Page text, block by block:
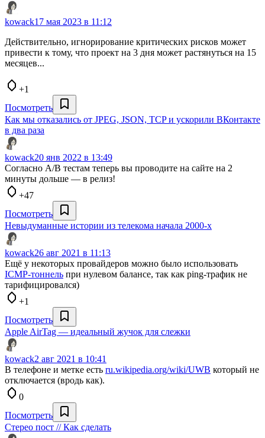
kowack17 мая 2023 в 11:12
Действительно, игнорирование критических рисков может
привести к тому, что проект на 3 дня может растянуться на 15
месяцев...
+1
Посмотреть
Как мы отказались от JPEG, JSON, TCP и ускорили ВКонтакте
в два раза
kowack20 янв 2022 в 13:49
Согласно А/В тестам теперь вы проводите на сайте на 2
минуты дольше — в релиз!
+47
Посмотреть
Невыдуманные истории из телекома начала 2000-х
kowack26 авг 2021 в 11:13
Ещё у некоторых провайдеров можно было использовать
ICMP-тоннель при нулевом балансе, так как ping-трафик не
тарифицировался)
+1
Посмотреть
Apple AirTag — идеальный жучок для слежки
kowack2 авг 2021 в 10:41
В телефоне и метке есть ru.wikipedia.org/wiki/UWB который не
отключается (вродь как).
0
Посмотреть
Стерео пост // Как сделать